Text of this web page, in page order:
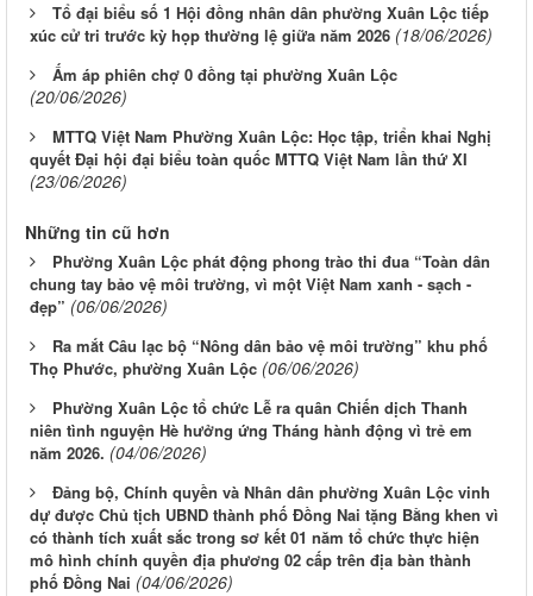
Tổ đại biểu số 1 Hội đồng nhân dân phường Xuân Lộc tiếp
xúc cử tri trước kỳ họp thường lệ giữa năm 2026 (18/06/2026)
Ấm áp phiên chợ 0 đồng tại phường Xuân Lộc
(20/06/2026)
MTTQ Việt Nam Phường Xuân Lộc: Học tập, triển khai Nghị
quyết Đại hội đại biểu toàn quốc MTTQ Việt Nam lần thứ XI
(23/06/2026)
Những tin cũ hơn
Phường Xuân Lộc phát động phong trào thi đua “Toàn dân
chung tay bảo vệ môi trường, vì một Việt Nam xanh - sạch -
đẹp” (06/06/2026)
Ra mắt Câu lạc bộ “Nông dân bảo vệ môi trường” khu phố
Thọ Phước, phường Xuân Lộc (06/06/2026)
Phường Xuân Lộc tổ chức Lễ ra quân Chiến dịch Thanh
niên tình nguyện Hè hưởng ứng Tháng hành động vì trẻ em
năm 2026. (04/06/2026)
Đảng bộ, Chính quyền và Nhân dân phường Xuân Lộc vinh
dự được Chủ tịch UBND thành phố Đồng Nai tặng Bằng khen vì
có thành tích xuất sắc trong sơ kết 01 năm tổ chức thực hiện
mô hình chính quyền địa phương 02 cấp trên địa bàn thành
phố Đồng Nai (04/06/2026)